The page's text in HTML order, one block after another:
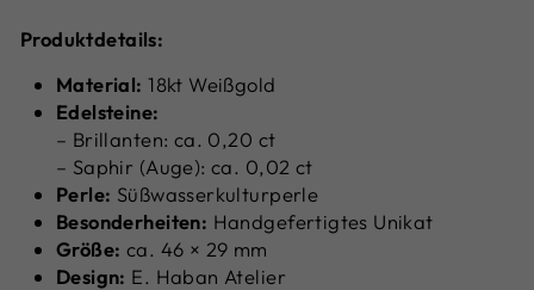
Produktdetails:
Material: 18kt Weißgold
Edelsteine:
– Brillanten: ca. 0,20 ct
– Saphir (Auge): ca. 0,02 ct
Perle: Süßwasserkulturperle
Besonderheiten: Handgefertigtes Unikat
Größe: ca. 46 × 29 mm
Design: E. Haban Atelier